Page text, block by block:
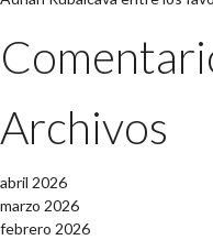
Archivos
abril 2026
marzo 2026
febrero 2026